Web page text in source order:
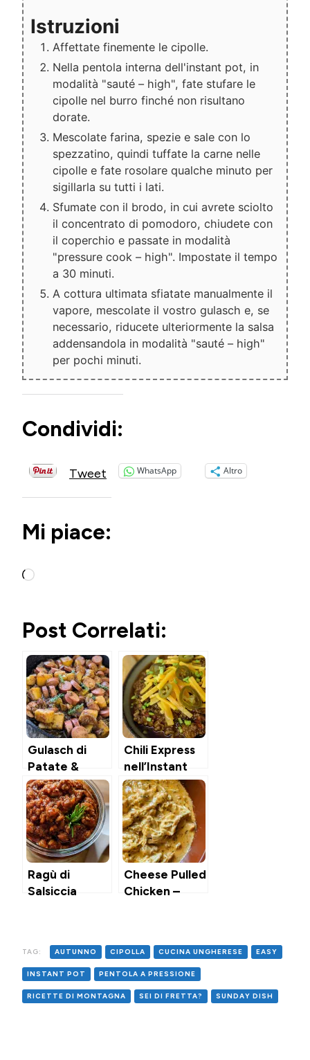
Istruzioni
Affettate finemente le cipolle.
Nella pentola interna dell'instant pot, in
modalità "sauté – high", fate stufare le
cipolle nel burro finché non risultano
dorate.
Mescolate farina, spezie e sale con lo
spezzatino, quindi tuffate la carne nelle
cipolle e fate rosolare qualche minuto per
sigillarla su tutti i lati.
Sfumate con il brodo, in cui avrete sciolto
il concentrato di pomodoro, chiudete con
il coperchio e passate in modalità
"pressure cook – high". Impostate il tempo
a 30 minuti.
A cottura ultimata sfiatate manualmente il
vapore, mescolate il vostro gulasch e, se
necessario, riducete ulteriormente la salsa
addensandola in modalità "sauté – high"
per pochi minuti.
Condividi:
Tweet WhatsApp Altro
Mi piace:
Caricamento
Post Correlati:
Gulasch di
Patate &
Wurstel
Chili Express
nell’Instant
Pot
Ragù di
Salsiccia
Cheese Pulled
Chicken –
nell’Instant
Pot
TAG: AUTUNNO CIPOLLA CUCINA UNGHERESE EASY
INSTANT POT PENTOLA A PRESSIONE
RICETTE DI MONTAGNA SEI DI FRETTA? SUNDAY DISH